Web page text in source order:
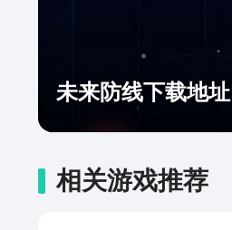
未来防线下载地址
相关游戏推荐